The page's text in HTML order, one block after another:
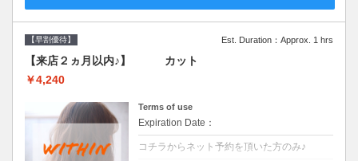
【早割優待】 Est. Duration：Approx. 1 hrs
【来店２ヵ月以内♪】 カット
￥4,240
Terms of use
Expiration Date：
コチラからネット予約を頂いた方のみ♪